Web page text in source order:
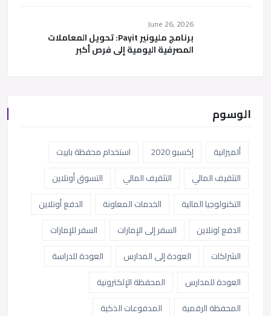
June 26, 2026
برنامج مليونير Payit: تحويل المعاملات
المصرفية اليومية إلى فرص أكبر
الوسوم
ألميزانية إكسبو 2020
استخدام محفظة باييت
التثقيف المالي
التثقيف المالي
التسوق أونلاين
التكنولوجيا المالية
الخدمات المعاونة
الدفع أونلاين
الدفع اونلاين
السفر إلى الإمارات
السفر للإمارات
الشراكات
العودة إلى المدارس
العودة للدراسة
العودة للمدارس
المحفظة الإلكترونية
المحفظة الرقمية
المدفوعات الذكية